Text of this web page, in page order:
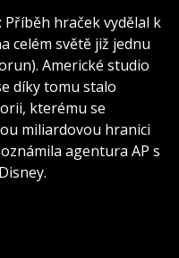
hraček vydělal k
celém světě již jednu
Americké studio
díky tomu stalo
kterému se
miliardovou hranici
agentura AP s